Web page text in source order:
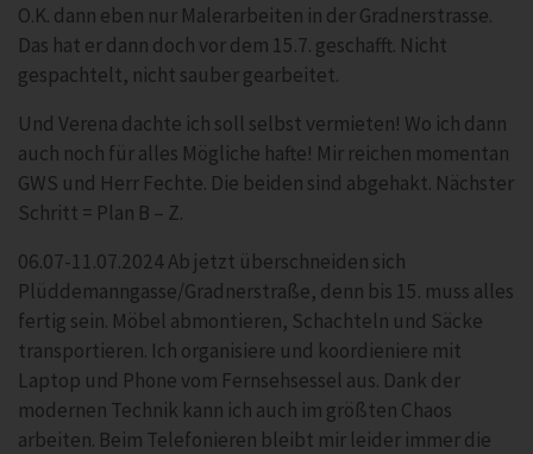
O.K. dann eben nur Malerarbeiten in der Gradnerstrasse.
Das hat er dann doch vor dem 15.7. geschafft. Nicht
gespachtelt, nicht sauber gearbeitet.
Und Verena dachte ich soll selbst vermieten! Wo ich dann
auch noch für alles Mögliche hafte! Mir reichen momentan
GWS und Herr Fechte. Die beiden sind abgehakt. Nächster
Schritt = Plan B – Z.
06.07-11.07.2024 Ab jetzt überschneiden sich
Plüddemanngasse/Gradnerstraße, denn bis 15. muss alles
fertig sein. Möbel abmontieren, Schachteln und Säcke
transportieren. Ich organisiere und koordieniere mit
Laptop und Phone vom Fernsehsessel aus. Dank der
modernen Technik kann ich auch im größten Chaos
arbeiten. Beim Telefonieren bleibt mir leider immer die